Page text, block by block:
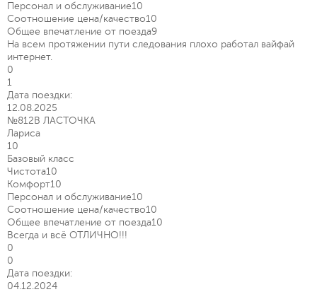
Персонал и обслуживание10
Соотношение цена/качество10
Общее впечатление от поезда9
На всем протяжении пути следования плохо работал вайфай
интернет.
0
1
Дата поездки:
12.08.2025
№812В ЛАСТОЧКА
Лариса
10
Базовый класс
Чистота10
Комфорт10
Персонал и обслуживание10
Соотношение цена/качество10
Общее впечатление от поезда10
Всегда и всё ОТЛИЧНО!!!
0
0
Дата поездки:
04.12.2024